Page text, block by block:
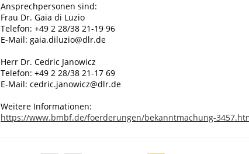
Ansprechpersonen sind:
Frau Dr. Gaia di Luzio
Telefon: +49 2 28/38 21-19 96
E-Mail: gaia.diluzio@dlr.de
Herr Dr. Cedric Janowicz
Telefon: +49 2 28/38 21-17 69
E-Mail: cedric.janowicz@dlr.de
Weitere Informationen:
https://www.bmbf.de/foerderungen/bekanntmachung-